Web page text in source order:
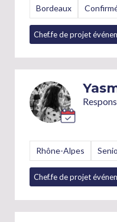
Bordeaux
Chef.fe de projet
Régisseur.euse
Rhône-Alpes
Chef.fe de projet
Animateur.trice team